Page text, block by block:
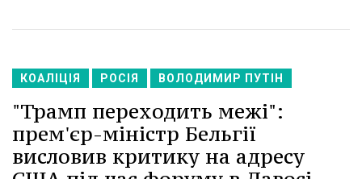
КОАЛІЦІЯ РОСІЯ ВОЛОДИМИР ПУТІН
"Трамп переходить межі":
прем'єр-міністр Бельгії
висловив критику на адресу